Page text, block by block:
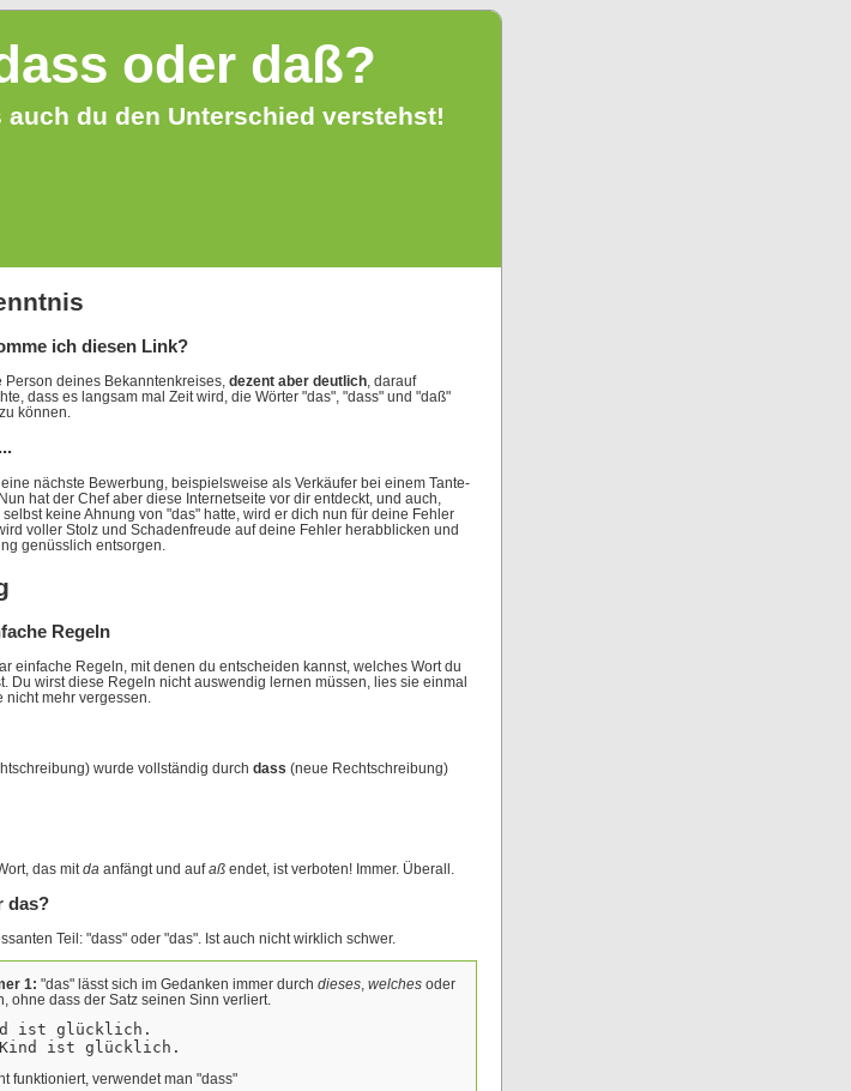
oder daß?
auch du den Unterschied verstehst!
ich diesen Link?
Person deines Bekanntenkreises, dezent aber deutlich , darauf
dass es langsam mal Zeit wird, die Wörter "das", "dass" und "daß"
können.
nächste Bewerbung, beispielsweise als Verkäufer bei einem Tante-
hat der Chef aber diese Internetseite vor dir entdeckt, und auch,
keine Ahnung von "das" hatte, wird er dich nun für deine Fehler
voller Stolz und Schadenfreude auf deine Fehler herabblicken und
genüsslich entsorgen.
Regeln
einfache Regeln, mit denen du entscheiden kannst, welches Wort du
Du wirst diese Regeln nicht auswendig lernen müssen, lies sie einmal
nicht mehr vergessen.
wurde vollständig durch dass (neue Rechtschreibung)
das mit da anfängt und aufaß endet, ist verboten! Immer. Überall.
das?
Teil: "dass" oder "das". Ist auch nicht wirklich schwer.
1: "das" lässt sich im Gedanken immer durch dieses welches oder
ohne dass der Satz seinen Sinn verliert.
ist glücklich.
Kind ist glücklich.
funktioniert, verwendet man "dass"